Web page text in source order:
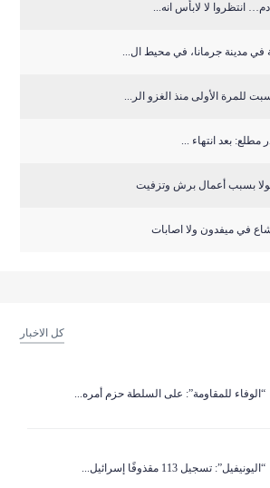
انتظروا لا لابأس انه...
في مدينة جرمانا، في محيط ال...
للمرة الأولى منذ الغزو الر...
بعد انتهاء ...
بسبب أعمال برش وتزفيت
في ميفدون ولا اصابات
كل الاخبار
“الوفاء للمقاومة”: على السلطة حزم أمره...
“اليونيفيل”: تسجيل 113 مقذوفًا إسرائيل...